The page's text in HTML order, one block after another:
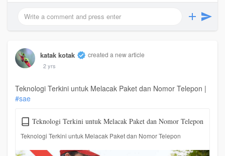
katak kotak created a new article
2 yrs
Teknologi Terkini untuk Melacak Paket dan Nomor Telepon |
#sae
Teknologi Terkini untuk Melacak Paket dan Nomor Telepon
Teknologi Terkini untuk Melacak Paket dan Nomor Telepon